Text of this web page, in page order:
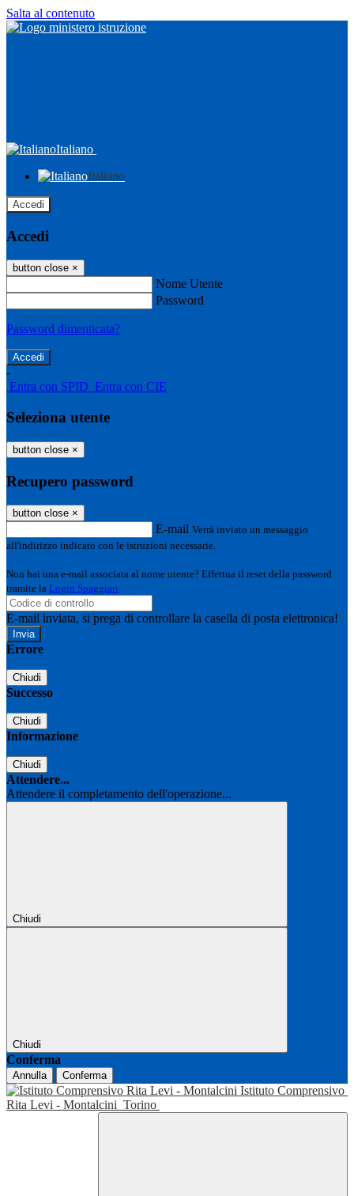
Salta al contenuto
Italiano
Italiano
Accedi
Accedi
button close ×
Nome Utente
Password
Password dimenticata?
-
Entra con SPID Entra con CIE
Seleziona utente
button close ×
Recupero password
button close ×
E-mail Verrà inviato un messaggio
all'indirizzo indicato con le istruzioni necessarie.
Non hai una e-mail associata al nome utente? Effettua il reset della password
tramite la Login Spaggiari
E-mail inviata, si prega di controllare la casella di posta elettronica!
Errore
Chiudi
Successo
Chiudi
Informazione
Chiudi
Attendere...
Attendere il completamento dell'operazione...
Chiudi
Chiudi
Conferma
Annulla Conferma
Istituto Comprensivo
Rita Levi - Montalcini Torino